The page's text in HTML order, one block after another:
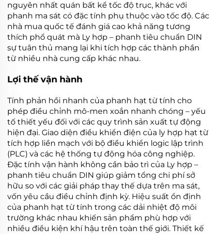
nguyên nhất quán bất kể tốc độ trục, khác với
phanh ma sát có đặc tính phụ thuộc vào tốc độ. Các
nhà mua quốc tế đánh giá cao khả năng tương
thích phổ quát mà Ly hợp – phanh tiêu chuẩn DIN
sự tuân thủ mang lại khi tích hợp các thành phần
từ nhiều nhà cung cấp khác nhau.
Lợi thế vận hành
Tính phản hồi nhanh của phanh hạt từ tính cho
phép điều chỉnh mô-men xoắn nhanh chóng – yếu
tố thiết yếu đối với các quy trình sản xuất tự động
hiện đại. Giao diện điều khiển điện của ly hợp hạt từ
tích hợp liền mạch với bộ điều khiển logic lập trình
(PLC) và các hệ thống tự động hóa công nghiệp.
Đặc tính vận hành không cần bảo trì của Ly hợp –
phanh tiêu chuẩn DIN giúp giảm tổng chi phí sở
hữu so với các giải pháp thay thế dựa trên ma sát,
vốn yêu cầu điều chỉnh định kỳ. Hiệu suất ổn định
của phanh hạt từ tính trong các dải nhiệt độ môi
trường khác nhau khiến sản phẩm phù hợp với
nhiều điều kiện khí hậu trên toàn thế giới. Thiết kế